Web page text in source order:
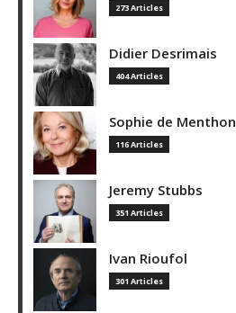
273 Articles
Didier Desrimais
404 Articles
Sophie de Menthon
116 Articles
Jeremy Stubbs
351 Articles
Ivan Rioufol
301 Articles